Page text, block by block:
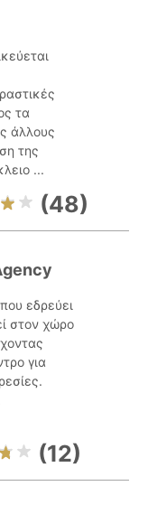
τα
άλλους
της
...
(48)
εδρεύει
στον χώρο
για
(12)